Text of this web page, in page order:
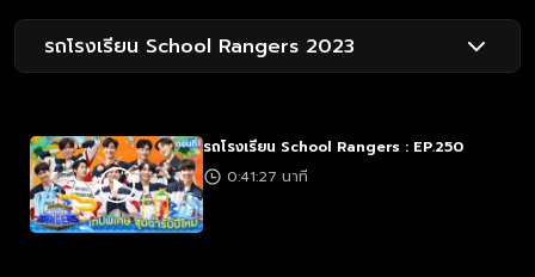
รถโรงเรียน School Rangers 2023
รถโรงเรียน School Rangers : EP.250
0:41:27 นาที